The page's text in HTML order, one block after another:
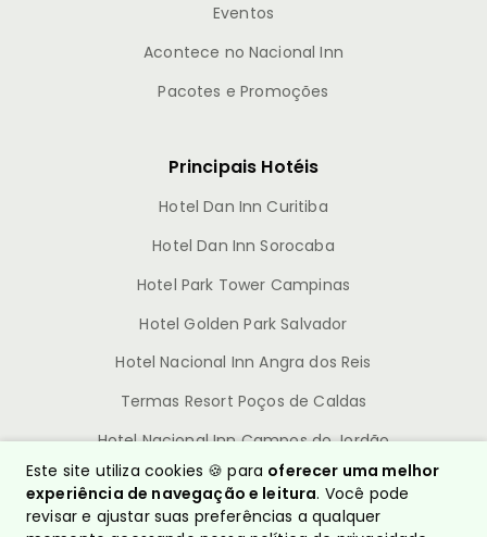
Eventos
Acontece no Nacional Inn
Pacotes e Promoções
Principais Hotéis
Hotel Dan Inn Curitiba
Hotel Dan Inn Sorocaba
Hotel Park Tower Campinas
Hotel Golden Park Salvador
Hotel Nacional Inn Angra dos Reis
Termas Resort Poços de Caldas
Hotel Nacional Inn Campos do Jordão
Este site utiliza cookies 🍪 para oferecer uma melhor
experiência de navegação e leitura. Você pode
revisar e ajustar suas preferências a qualquer